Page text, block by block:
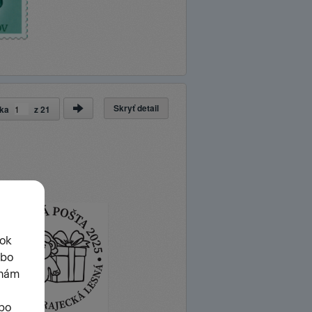
Skryť detail
z21